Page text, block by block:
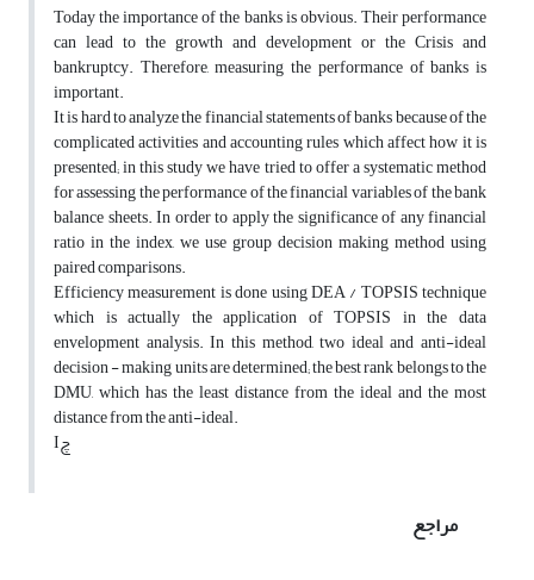
Today the importance of the banks is obvious. Their performance
can lead to the growth and development or the Crisis and
bankruptcy. Therefore, measuring the performance of banks is
important.
It is hard to analyze the financial statements of banks because of the
complicated activities and accounting rules which affect how it is
presented; in this study we have tried to offer a systematic method
for assessing the performance of the financial variables of the bank
balance sheets. In order to apply the significance of any financial
ratio in the index, we use group decision making method using
paired comparisons.
Efficiency measurement is done using DEA / TOPSIS technique
which is actually the application of TOPSIS in the data
envelopment analysis. In this method, two ideal and anti-ideal
decision - making units are determined; the best rank belongs to the
DMU, which has the least distance from the ideal and the most
distance from the anti-ideal.
Iچ
مراجع